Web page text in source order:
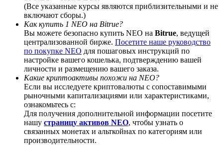
BTC Welcome Rewards
Deposit & Trade BTC to Share 25000 USDT prize pool!
Deposit CASHCAT & Win
Share 500000 CASHCAT prize pool
(Все указанные курсы являются приблизительными и не
включают сборы.)
Как купить 1 NEO на Bitrue?
Вы можете безопасно купить NEO на Bitrue, ведущей
централизованной бирже. Посетите наше руководство
по покупке NEO для пошаговых инструкций по
настройке вашего кошелька, подтверждению вашей
личности и размещению вашего заказа.
Какие криптоактивы похожи на NEO?
Если вы исследуете криптовалюты с сопоставимыми
рыночными капитализациями или характеристиками,
ознакомьтесь с:
Для получения дополнительной информации посетите
нашу страницу активов NEO, чтобы узнать о
связанных монетах и альткойнах по категориям или
производительности.